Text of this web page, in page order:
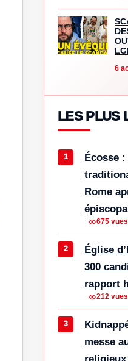
6
LES PLUS
Écosse
Rome
675 vues
Église
300
rapport
212 vues
messe